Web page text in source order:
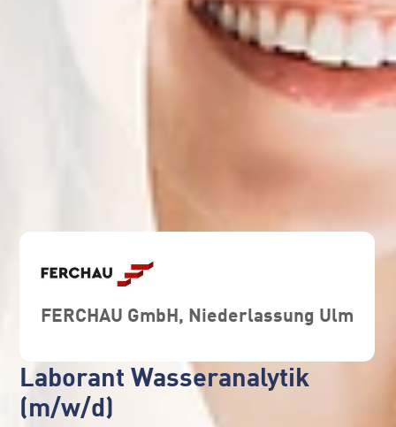
FERCHAU GmbH, Niederlassung Ulm
Laborant Wasseranalytik
(m/w/d)